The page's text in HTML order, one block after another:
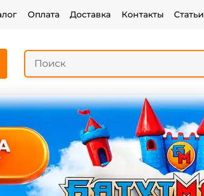
Оплата Доставка Контакты Статьи